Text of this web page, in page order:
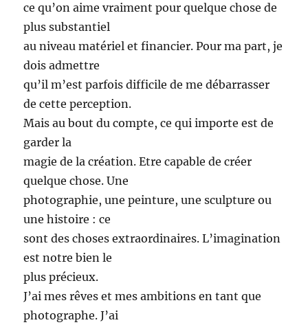
ce qu’on aime vraiment pour quelque chose de
plus substantiel
au niveau matériel et financier. Pour ma part, je
dois admettre
qu’il m’est parfois difficile de me débarrasser
de cette perception.
Mais au bout du compte, ce qui importe est de
garder la
magie de la création. Etre capable de créer
quelque chose. Une
photographie, une peinture, une sculpture ou
une histoire : ce
sont des choses extraordinaires. L’imagination
est notre bien le
plus précieux.
J’ai mes rêves et mes ambitions en tant que
photographe. J’ai